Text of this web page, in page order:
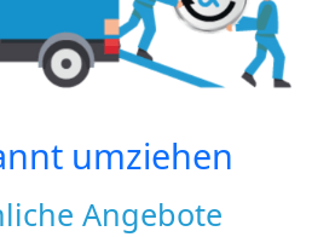
umziehen
Angebote